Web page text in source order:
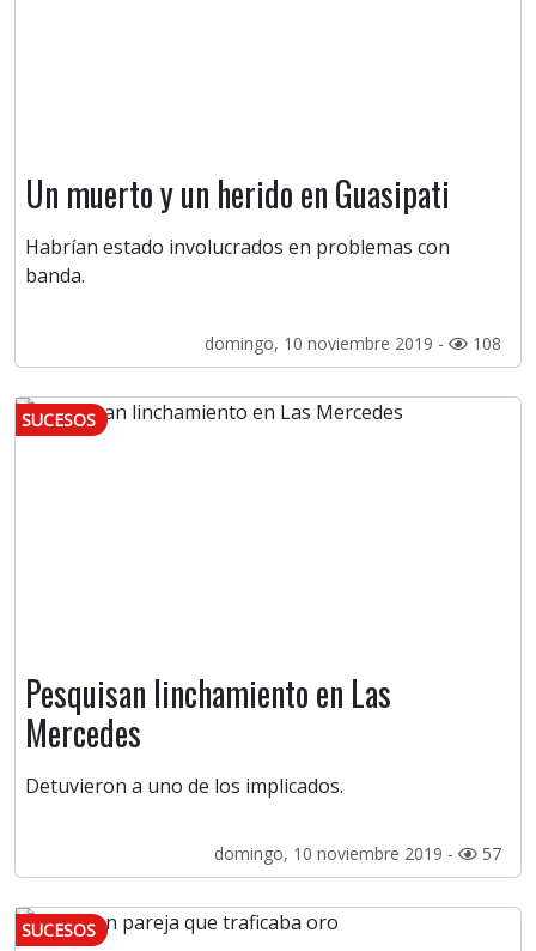
Un muerto y un herido en Guasipati
Habrían estado involucrados en problemas con
banda.
domingo, 10 noviembre 2019 - 108
SUCESOS
Pesquisan linchamiento en Las
Mercedes
Detuvieron a uno de los implicados.
domingo, 10 noviembre 2019 - 57
SUCESOS